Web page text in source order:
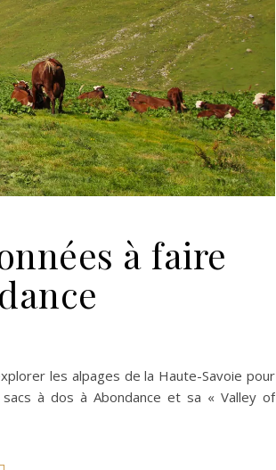
à faire
les alpages de la Haute-Savoie pour
à dos à Abondance et sa « Valley of